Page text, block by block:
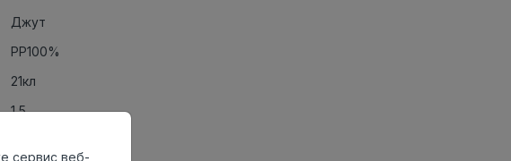
Джут
PP100%
21кл
1,5
сервис веб-